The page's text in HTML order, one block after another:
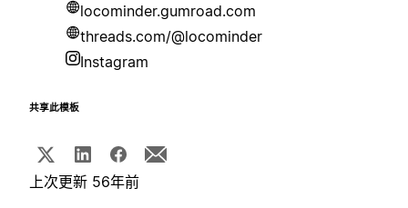
locominder.gumroad.com
threads.com/@locominder
Instagram
共享此模板
上次更新 56年前